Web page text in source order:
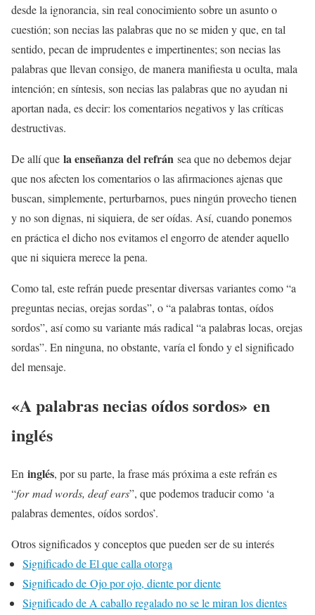
desde la ignorancia, sin real conocimiento sobre un asunto o
cuestión; son necias las palabras que no se miden y que, en tal
sentido, pecan de imprudentes e impertinentes; son necias las
palabras que llevan consigo, de manera manifiesta u oculta, mala
intención; en síntesis, son necias las palabras que no ayudan ni
aportan nada, es decir: los comentarios negativos y las críticas
destructivas.
De allí que la enseñanza del refrán sea que no debemos dejar
que nos afecten los comentarios o las afirmaciones ajenas que
buscan, simplemente, perturbarnos, pues ningún provecho tienen
y no son dignas, ni siquiera, de ser oídas. Así, cuando ponemos
en práctica el dicho nos evitamos el engorro de atender aquello
que ni siquiera merece la pena.
Como tal, este refrán puede presentar diversas variantes como “a
preguntas necias, orejas sordas”, o “a palabras tontas, oídos
sordos”, así como su variante más radical “a palabras locas, orejas
sordas”. En ninguna, no obstante, varía el fondo y el significado
del mensaje.
«A palabras necias oídos sordos» en
inglés
En inglés, por su parte, la frase más próxima a este refrán es
“formad words, deafears”, que podemos traducir como ‘a
palabras dementes, oídos sordos’.
Otros significados y conceptos que pueden ser de su interés
Significado de El que calla otorga
Significado de Ojo por ojo, diente por diente
Significado de A caballo regalado no se le miran los dientes